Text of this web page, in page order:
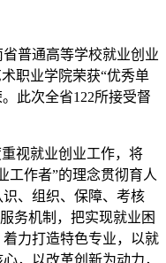
普通高等学校就业创业
职业学院荣获“优秀单
此次全省122所接受督
视就业创业工作，将
工作者”的理念贯彻育人
、组织、保障、考核
务机制，把实现就业困
力打造特色专业，以就
，以改革创新为动力，